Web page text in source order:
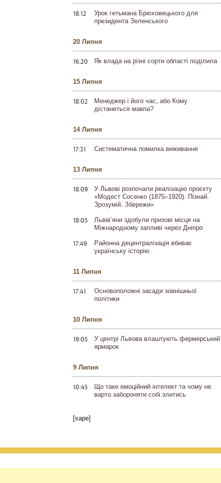
18:12
Урок гетьмана Брюховецького для
президента Зеленського
20 Липня
16:20 Як влада на різні сорти області поділила
15 Липня
18:02
Менеджер і його час, або Кому
дістанеться мавпа?
14 Липня
17:31 Систематична помилка виживання
13 Липня
18:09
У Львові розпочали реалізацію проєкту
«Модест Сосенко (1875–1920). Пізнай.
Зрозумій. Збережи»
18:05
Львів’яни здобули призові місця на
Міжнародному запливі через Дніпро
17:49
Районна децентралізація вбиває
українську історію
11 Липня
17:41
Основоположні засади зовнішньої
політики
10 Липня
19:05
У центрі Львова влаштують фермерський
ярмарок
9 Липня
10:45
Що таке емоційний інтелект та чому не
варто забороняти собі злитись
[sape]